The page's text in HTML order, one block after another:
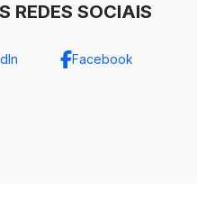
REDES SOCIAIS
Facebook